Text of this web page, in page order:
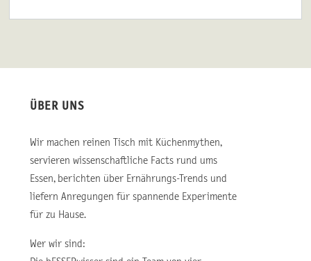
ÜBER UNS
Wir machen reinen Tisch mit Küchenmythen,
servieren wissenschaftliche Facts rund ums
Essen, berichten über Ernährungs-Trends und
liefern Anregungen für spannende Experimente
für zu Hause.
Wer wir sind: